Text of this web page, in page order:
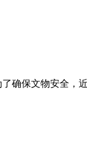
确保文物安全，